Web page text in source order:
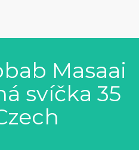
Masaai
svíčka 35